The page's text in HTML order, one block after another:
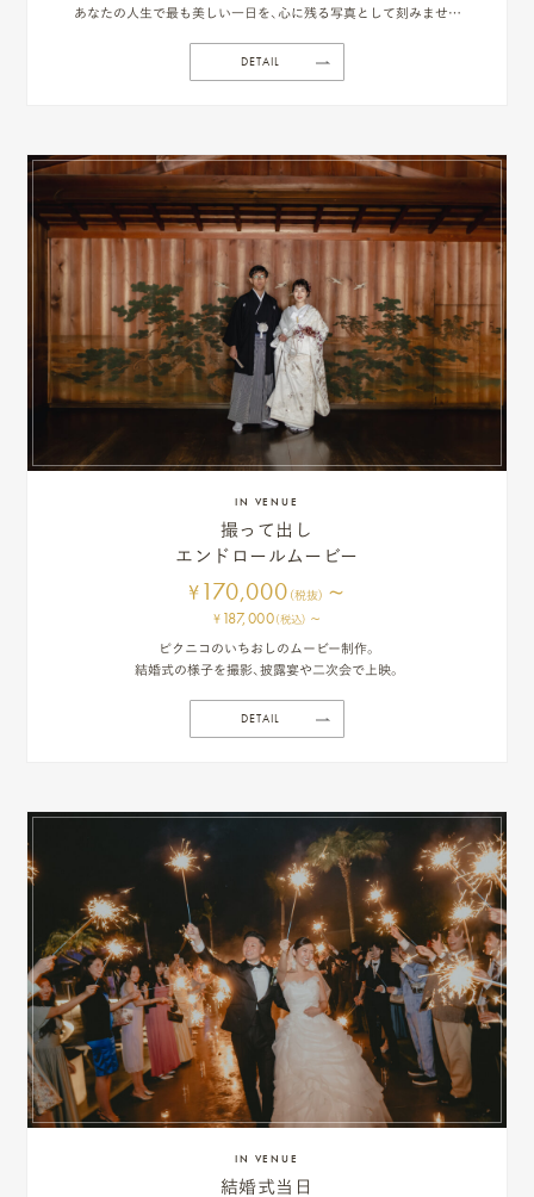
る
あなたの人生で最も美しい一日を、心に残る写真として刻みません
新郎新婦様の輝く笑顔、ご家族の温かい眼差し、ご友人たちの心から
の祝福、そしてゲストの皆様との喜びに満ちた瞬間。そのすべてが詰
ゲストの笑顔が輝く1日
そんな1日をわすれないように
写真に残す。
スナップ撮影ではフォトグラファーが、
挙式前のメイクシーンから挙式、披露宴、お開きまで
逃さず残すプランになります。
DETAIL
IN VENUE
撮って出し
エンドロールムービー
¥ 170,000 (税抜) ~
¥ 187,000 (税込) ~
ピクニコのいちおしのムービー制作。
結婚式の様子を撮影、披露宴や二次会で上映。
DETAIL
IN VENUE
結婚式当日